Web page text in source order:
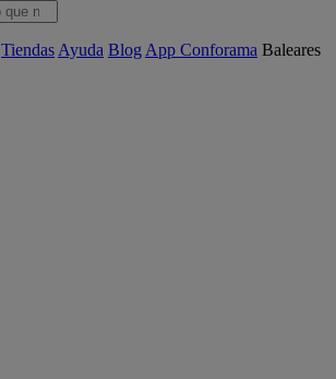
Tiendas Ayuda Blog App Conforama Baleares